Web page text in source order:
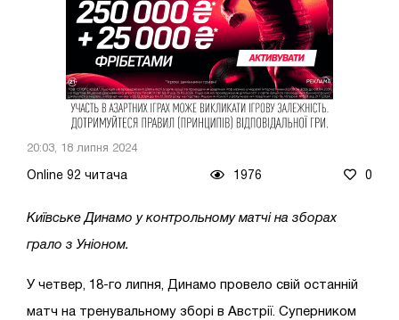
20:03, 18 липня 2024
Online 92 читача 1976 0
Київське Динамо у контрольному матчі на зборах
грало з Уніоном.
У четвер, 18-го липня, Динамо провело свій останній
матч на тренувальному зборі в Австрії. Суперником